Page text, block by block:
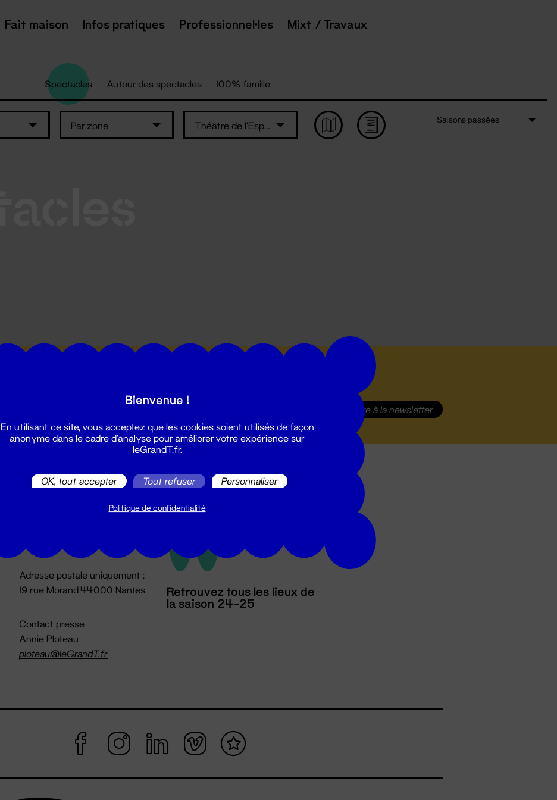
Fait maison Infos pratiques Professionnel·les Mixt / Travaux
Spectacles Autour des spectacles 100% famille
Par zone Théâtre de l'Espace de Retz
Saisons passées
S'inscrire à la newsletter
02 51 88 25 25
Du lundi au vendredi 14h → 18h
Adresse postale uniquement :
19 rue Morand 44000 Nantes
Contact presse
Annie Ploteau
ploteau@leGrandT.fr
Retrouvez tous les lieux de
la saison 24-25
Bienvenue !
En utilisant ce site, vous acceptez que les cookies soient utilisés de façon
anonyme dans le cadre d'analyse pour améliorer votre expérience sur
leGrandT.fr.
OK, tout accepter Tout refuser Personnaliser
Politique de confidentialité